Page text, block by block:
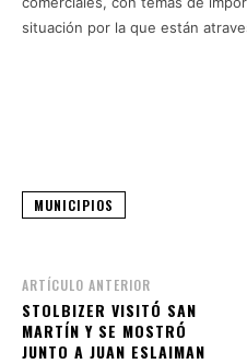
situación por la que están
MUNICIPIOS
ARTÍCULO ANTERIOR
STOLBIZER VISITÓ SAN
MARTÍN Y SE MOSTRÓ
JUNTO A JUAN ESLAIMAN